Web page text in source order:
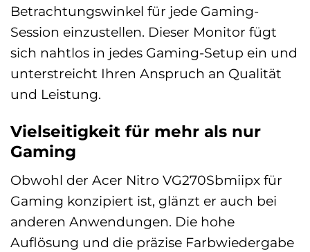
Betrachtungswinkel für jede Gaming-
Session einzustellen. Dieser Monitor fügt
sich nahtlos in jedes Gaming-Setup ein und
unterstreicht Ihren Anspruch an Qualität
und Leistung.
Vielseitigkeit für mehr als nur
Gaming
Obwohl der Acer Nitro VG270Sbmiipx für
Gaming konzipiert ist, glänzt er auch bei
anderen Anwendungen. Die hohe
Auflösung und die präzise Farbwiedergabe